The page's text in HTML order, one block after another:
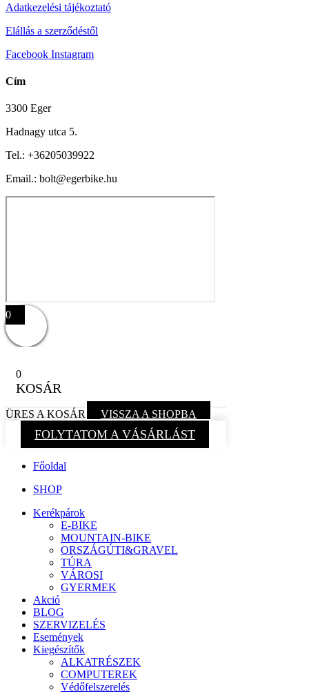
Adatkezelési tájékoztató
Elállás a szerződéstől
Facebook Instagram
Cím
3300 Eger
Hadnagy utca 5.
Tel.: +36205039922
Email.: bolt@egerbike.hu
0
0
KOSÁR
ÜRES A KOSÁR VISSZA A SHOPBA
FOLYTATOM A VÁSÁRLÁST
Főoldal
SHOP
Kerékpárok
E-BIKE
MOUNTAIN-BIKE
ORSZÁGÚTI&GRAVEL
TÚRA
VÁROSI
GYERMEK
Akció
BLOG
SZERVIZELÉS
Események
Kiegészítők
ALKATRÉSZEK
COMPUTEREK
Védőfelszerelés